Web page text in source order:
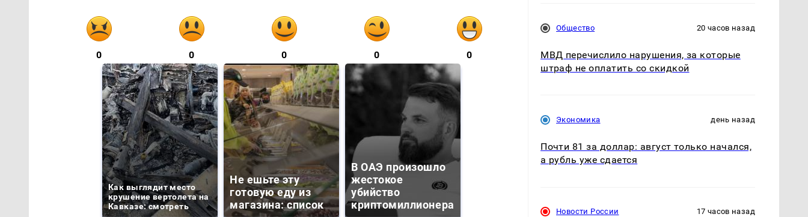
0 0 0 0 0
Как выглядит место
крушение вертолета на
Кавказе: смотреть
Не ешьте эту
готовую еду из
магазина: список
В ОАЭ произошло
жестокое
убийство
криптомиллионера
Общество 20 часов назад
МВД перечислило нарушения, за которые
штраф не оплатить со скидкой
Экономика день назад
Почти 81 за доллар: август только начался,
а рубль уже сдается
Новости России 17 часов назад